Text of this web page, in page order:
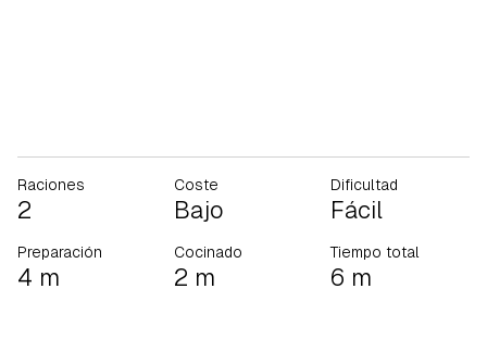
Raciones
2
Coste
Bajo
Dificultad
Fácil
Preparación
4 m
Cocinado
2 m
Tiempo total
6 m